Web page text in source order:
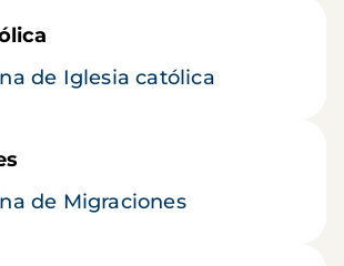
de Iglesia católica
de Migraciones